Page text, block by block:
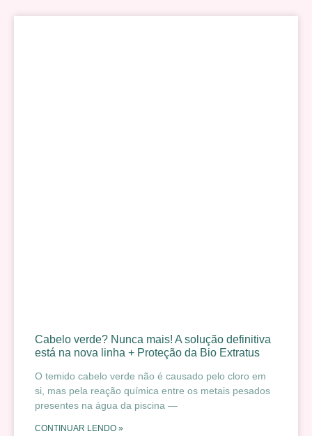
Cabelo verde? Nunca mais! A solução definitiva
está na nova linha + Proteção da Bio Extratus
O temido cabelo verde não é causado pelo cloro em
si, mas pela reação química entre os metais pesados
presentes na água da piscina —
CONTINUAR LENDO »